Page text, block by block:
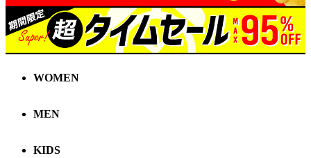
WOMEN
MEN
KIDS